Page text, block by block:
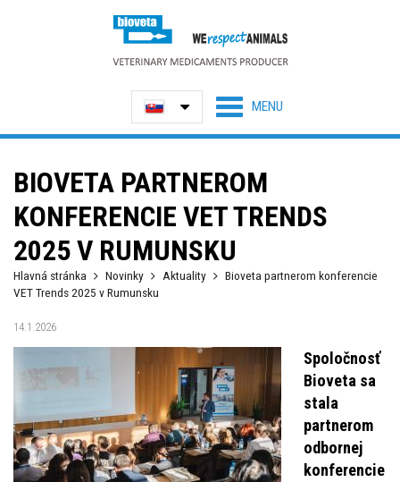
BIOVETA PARTNEROM
KONFERENCIE VET TRENDS
2025 V RUMUNSKU
Hlavná stránka Novinky Aktuality
Bioveta partnerom konferencie
VET Trends 2025 v Rumunsku
14.1.2026
Spoločnosť
Bioveta sa
stala
partnerom
odbornej
konferencie